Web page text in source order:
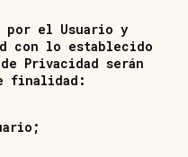
por el Usuario y
con lo establecido
Privacidad serán
finalidad: